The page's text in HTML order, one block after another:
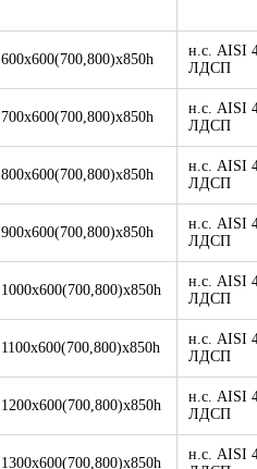
600х600(700,800)х850h
н.с. AISI
ЛДСП
700х600(700,800)х850h
н.с. AISI
ЛДСП
800х600(700,800)х850h
н.с. AISI
ЛДСП
900х600(700,800)х850h
н.с. AISI
ЛДСП
1000х600(700,800)х850h
н.с. AISI
ЛДСП
1100х600(700,800)х850h
н.с. AISI
ЛДСП
1200х600(700,800)х850h
н.с. AISI
ЛДСП
1300х600(700,800)х850h
н.с. AISI